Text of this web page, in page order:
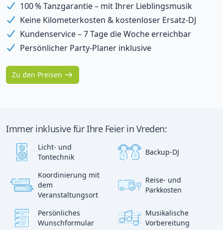
100 % Tanzgarantie – mit Ihrer Lieblingsmusik
Keine Kilometerkosten & kostenloser Ersatz-DJ
Kundenservice – 7 Tage die Woche erreichbar
Persönlicher Party-Planer inklusive
Zu den Preisen
Immer inklusive für Ihre Feier in Vreden:
Licht- und
Tontechnik
Backup-DJ
?
:)
Koordinierung mit
dem
Veranstaltungsort
p
Reise- und
Parkkosten
Persönliches
Wunschformular
Musikalische
Vorbereitung